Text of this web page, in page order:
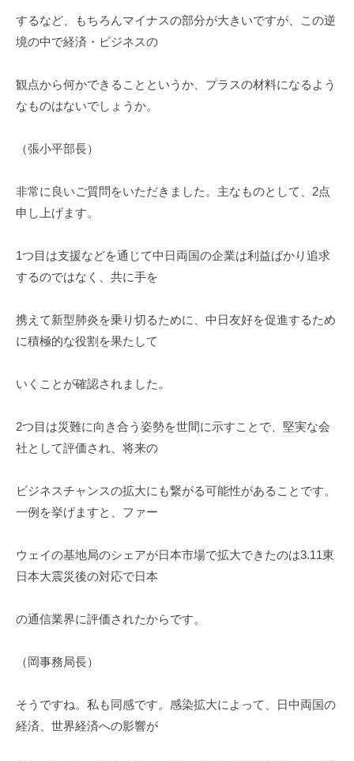
するなど、もちろんマイナスの部分が大きいですが、この逆
境の中で経済・ビジネスの
観点から何かできることというか、プラスの材料になるよう
なものはないでしょうか。
（張小平部長）
非常に良いご質問をいただきました。主なものとして、2点
申し上げます。
1つ目は支援などを通じて中日両国の企業は利益ばかり追求
するのではなく、共に手を
携えて新型肺炎を乗り切るために、中日友好を促進するため
に積極的な役割を果たして
いくことが確認されました。
2つ目は災難に向き合う姿勢を世間に示すことで、堅実な会
社として評価され、将来の
ビジネスチャンスの拡大にも繋がる可能性があることです。
一例を挙げますと、ファー
ウェイの基地局のシェアが日本市場で拡大できたのは3.11東
日本大震災後の対応で日本
の通信業界に評価されたからです。
（岡事務局長）
そうですね。私も同感です。感染拡大によって、日中両国の
経済、世界経済への影響が